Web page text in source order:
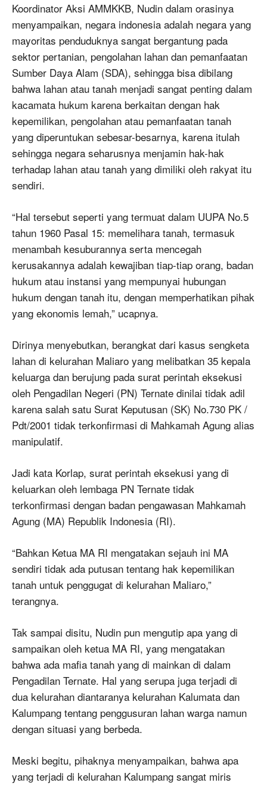
Koordinator Aksi AMMKKB, Nudin dalam orasinya
menyampaikan, negara indonesia adalah negara yang
mayoritas penduduknya sangat bergantung pada
sektor pertanian, pengolahan lahan dan pemanfaatan
Sumber Daya Alam (SDA), sehingga bisa dibilang
bahwa lahan atau tanah menjadi sangat penting dalam
kacamata hukum karena berkaitan dengan hak
kepemilikan, pengolahan atau pemanfaatan tanah
yang diperuntukan sebesar-besarnya, karena itulah
sehingga negara seharusnya menjamin hak-hak
terhadap lahan atau tanah yang dimiliki oleh rakyat itu
sendiri.
“Hal tersebut seperti yang termuat dalam UUPA No.5
tahun 1960 Pasal 15: memelihara tanah, termasuk
menambah kesuburannya serta mencegah
kerusakannya adalah kewajiban tiap-tiap orang, badan
hukum atau instansi yang mempunyai hubungan
hukum dengan tanah itu, dengan memperhatikan pihak
yang ekonomis lemah,” ucapnya.
Dirinya menyebutkan, berangkat dari kasus sengketa
lahan di kelurahan Maliaro yang melibatkan 35 kepala
keluarga dan berujung pada surat perintah eksekusi
oleh Pengadilan Negeri (PN) Ternate dinilai tidak adil
karena salah satu Surat Keputusan (SK) No.730 PK /
Pdt/2001 tidak terkonfirmasi di Mahkamah Agung alias
manipulatif.
Jadi kata Korlap, surat perintah eksekusi yang di
keluarkan oleh lembaga PN Ternate tidak
terkonfirmasi dengan badan pengawasan Mahkamah
Agung (MA) Republik Indonesia (RI).
“Bahkan Ketua MA RI mengatakan sejauh ini MA
sendiri tidak ada putusan tentang hak kepemilikan
tanah untuk penggugat di kelurahan Maliaro,”
terangnya.
Tak sampai disitu, Nudin pun mengutip apa yang di
sampaikan oleh ketua MA RI, yang mengatakan
bahwa ada mafia tanah yang di mainkan di dalam
Pengadilan Ternate. Hal yang serupa juga terjadi di
dua kelurahan diantaranya kelurahan Kalumata dan
Kalumpang tentang penggusuran lahan warga namun
dengan situasi yang berbeda.
Meski begitu, pihaknya menyampaikan, bahwa apa
yang terjadi di kelurahan Kalumpang sangat miris